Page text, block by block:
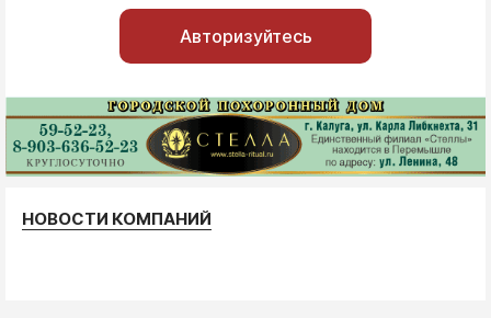
Авторизуйтесь
НОВОСТИ КОМПАНИЙ